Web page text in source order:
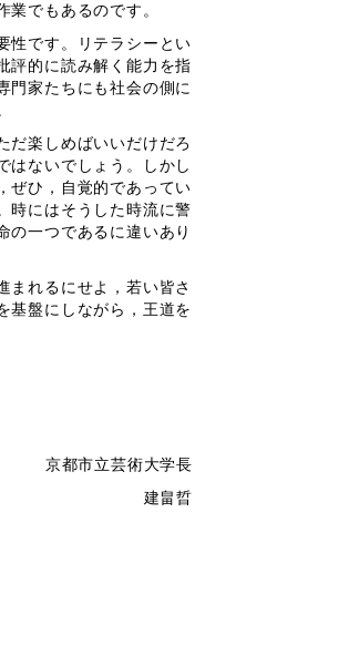
でもあるのです。
性です。リテラシーとい
評的に読み解く能力を指
門家たちにも社会の側に
だ楽しめばいいだけだろ
はないでしょう。しかし
ぜひ，自覚的であってい
時にはそうした時流に警
の一つであるに違いあり
まれるにせよ，若い皆さ
基盤にしながら，王道を
学長
建畠晢